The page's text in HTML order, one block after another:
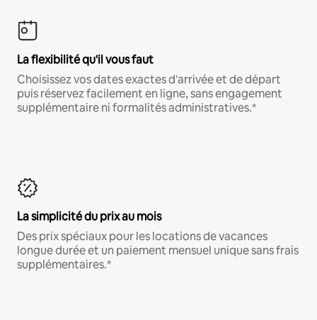
La flexibilité qu'il vous faut
Choisissez vos dates exactes d'arrivée et de départ
puis réservez facilement en ligne, sans engagement
supplémentaire ni formalités administratives.*
La simplicité du prix au mois
Des prix spéciaux pour les locations de vacances
longue durée et un paiement mensuel unique sans frais
supplémentaires.*